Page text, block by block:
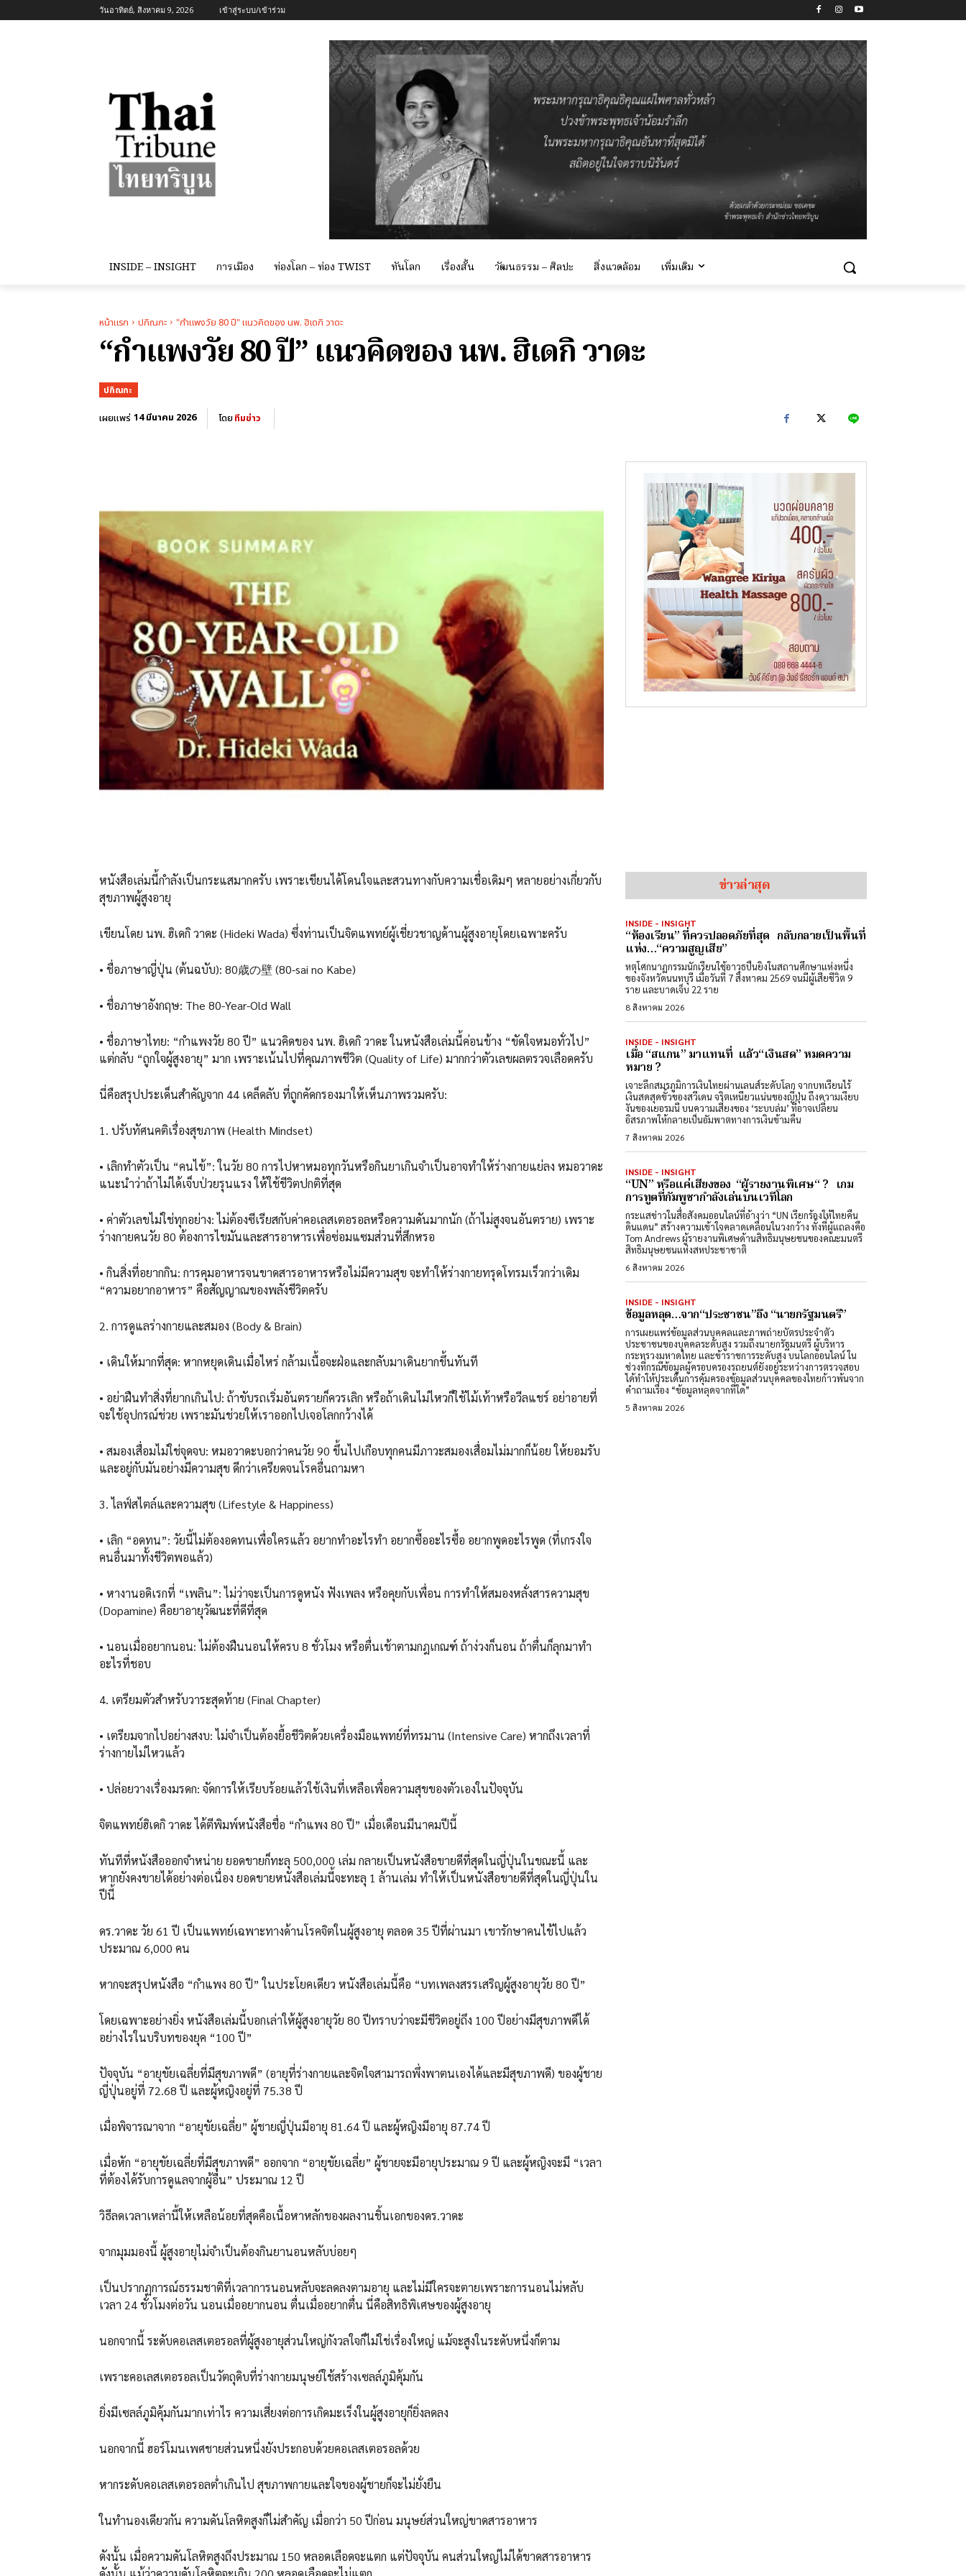
วันอาทิตย์, สิงหาคม 9, 2026 เข้าสู่ระบบ/เข้าร่วม
INSIDE – INSIGHT การเมือง ท่องโลก – ท่อง TWIST ทันโลก เรื่องสั้น วัฒนธรรม – ศิลปะ สิ่งแวดล้อม เพิ่มเติม
หน้าแรก ปกิณกะ "กำแพงวัย 80 ปี" แนวคิดของ นพ. ฮิเดกิ วาดะ
“กำแพงวัย 80 ปี” แนวคิดของ นพ. ฮิเดกิ วาดะ
ปกิณกะ
เผยแพร่ 14 มีนาคม 2026 โดยทีมข่าว
หนังสือเล่มนี้กำลังเป็นกระแสมากครับ เพราะเขียนได้โดนใจและสวนทางกับความเชื่อเดิมๆ หลายอย่างเกี่ยวกับ
สุขภาพผู้สูงอายุ
เขียนโดย นพ. ฮิเดกิ วาดะ (Hideki Wada) ซึ่งท่านเป็นจิตแพทย์ผู้เชี่ยวชาญด้านผู้สูงอายุโดยเฉพาะครับ
• ​ชื่อภาษาญี่ปุ่น (ต้นฉบับ): 80歳の壁 (80-sai no Kabe)
• ​ชื่อภาษาอังกฤษ: The 80-Year-Old Wall
• ​ชื่อภาษาไทย: “กำแพงวัย 80 ปี” แนวคิดของ นพ. ฮิเดกิ วาดะ ในหนังสือเล่มนี้ค่อนข้าง “ขัดใจหมอทั่วไป”
แต่กลับ “ถูกใจผู้สูงอายุ” มาก เพราะเน้นไปที่คุณภาพชีวิต (Quality of Life) มากกว่าตัวเลขผลตรวจเลือดครับ
​นี่คือสรุปประเด็นสำคัญจาก 44 เคล็ดลับ ที่ถูกคัดกรองมาให้เห็นภาพรวมครับ:
​1. ปรับทัศนคติเรื่องสุขภาพ (Health Mindset)
• ​เลิกทำตัวเป็น “คนไข้”: ในวัย 80 การไปหาหมอทุกวันหรือกินยาเกินจำเป็นอาจทำให้ร่างกายแย่ลง หมอวาดะ
แนะนำว่าถ้าไม่ได้เจ็บป่วยรุนแรง ให้ใช้ชีวิตปกติที่สุด
• ​ค่าตัวเลขไม่ใช่ทุกอย่าง: ไม่ต้องซีเรียสกับค่าคอเลสเตอรอลหรือความดันมากนัก (ถ้าไม่สูงจนอันตราย) เพราะ
ร่างกายคนวัย 80 ต้องการไขมันและสารอาหารเพื่อซ่อมแซมส่วนที่สึกหรอ
• ​กินสิ่งที่อยากกิน: การคุมอาหารจนขาดสารอาหารหรือไม่มีความสุข จะทำให้ร่างกายทรุดโทรมเร็วกว่าเดิม
“ความอยากอาหาร” คือสัญญาณของพลังชีวิตครับ
​2. การดูแลร่างกายและสมอง (Body & Brain)
• ​เดินให้มากที่สุด: หากหยุดเดินเมื่อไหร่ กล้ามเนื้อจะฝ่อและกลับมาเดินยากขึ้นทันที
• ​อย่าฝืนทำสิ่งที่ยากเกินไป: ถ้าขับรถเริ่มอันตรายก็ควรเลิก หรือถ้าเดินไม่ไหวก็ใช้ไม้เท้าหรือวีลแชร์ อย่าอายที่
จะใช้อุปกรณ์ช่วย เพราะมันช่วยให้เราออกไปเจอโลกกว้างได้
• ​สมองเสื่อมไม่ใช่จุดจบ: หมอวาดะบอกว่าคนวัย 90 ขึ้นไปเกือบทุกคนมีภาวะสมองเสื่อมไม่มากก็น้อย ให้ยอมรับ
และอยู่กับมันอย่างมีความสุข ดีกว่าเครียดจนโรคอื่นถามหา
​3. ไลฟ์สไตล์และความสุข (Lifestyle & Happiness)
• ​เลิก “อดทน”: วัยนี้ไม่ต้องอดทนเพื่อใครแล้ว อยากทำอะไรทำ อยากซื้ออะไรซื้อ อยากพูดอะไรพูด (ที่เกรงใจ
คนอื่นมาทั้งชีวิตพอแล้ว)
• ​หางานอดิเรกที่ “เพลิน”: ไม่ว่าจะเป็นการดูหนัง ฟังเพลง หรือคุยกับเพื่อน การทำให้สมองหลั่งสารความสุข
(Dopamine) คือยาอายุวัฒนะที่ดีที่สุด
• ​นอนเมื่ออยากนอน: ไม่ต้องฝืนนอนให้ครบ 8 ชั่วโมง หรือตื่นเช้าตามกฎเกณฑ์ ถ้าง่วงก็นอน ถ้าตื่นก็ลุกมาทำ
อะไรที่ชอบ
​4. เตรียมตัวสำหรับวาระสุดท้าย (Final Chapter)
• ​เตรียมจากไปอย่างสงบ: ไม่จำเป็นต้องยื้อชีวิตด้วยเครื่องมือแพทย์ที่ทรมาน (Intensive Care) หากถึงเวลาที่
ร่างกายไม่ไหวแล้ว
• ​ปล่อยวางเรื่องมรดก: จัดการให้เรียบร้อยแล้วใช้เงินที่เหลือเพื่อความสุขของตัวเองในปัจจุบัน
จิตแพทย์ฮิเดกิ วาดะ ได้ตีพิมพ์หนังสือชื่อ “กำแพง 80 ปี” เมื่อเดือนมีนาคมปีนี้
ทันทีที่หนังสือออกจำหน่าย ยอดขายก็ทะลุ 500,000 เล่ม กลายเป็นหนังสือขายดีที่สุดในญี่ปุ่นในขณะนี้ และ
หากยังคงขายได้อย่างต่อเนื่อง ยอดขายหนังสือเล่มนี้จะทะลุ 1 ล้านเล่ม ทำให้เป็นหนังสือขายดีที่สุดในญี่ปุ่นใน
ปีนี้
ดร.วาดะ วัย 61 ปี เป็นแพทย์เฉพาะทางด้านโรคจิตในผู้สูงอายุ ตลอด 35 ปีที่ผ่านมา เขารักษาคนไข้ไปแล้ว
ประมาณ 6,000 คน
หากจะสรุปหนังสือ “กำแพง 80 ปี” ในประโยคเดียว หนังสือเล่มนี้คือ “บทเพลงสรรเสริญผู้สูงอายุวัย 80 ปี”
โดยเฉพาะอย่างยิ่ง หนังสือเล่มนี้บอกเล่าให้ผู้สูงอายุวัย 80 ปีทราบว่าจะมีชีวิตอยู่ถึง 100 ปีอย่างมีสุขภาพดีได้
อย่างไรในบริบทของยุค “100 ปี”
ปัจจุบัน “อายุขัยเฉลี่ยที่มีสุขภาพดี” (อายุที่ร่างกายและจิตใจสามารถพึ่งพาตนเองได้และมีสุขภาพดี) ของผู้ชาย
ญี่ปุ่นอยู่ที่ 72.68 ปี และผู้หญิงอยู่ที่ 75.38 ปี
เมื่อพิจารณาจาก “อายุขัยเฉลี่ย” ผู้ชายญี่ปุ่นมีอายุ 81.64 ปี และผู้หญิงมีอายุ 87.74 ปี
เมื่อหัก “อายุขัยเฉลี่ยที่มีสุขภาพดี” ออกจาก “อายุขัยเฉลี่ย” ผู้ชายจะมีอายุประมาณ 9 ปี และผู้หญิงจะมี “เวลา
ที่ต้องได้รับการดูแลจากผู้อื่น” ประมาณ 12 ปี
วิธีลดเวลาเหล่านี้ให้เหลือน้อยที่สุดคือเนื้อหาหลักของผลงานชิ้นเอกของดร.วาดะ
จากมุมมองนี้ ผู้สูงอายุไม่จำเป็นต้องกินยานอนหลับบ่อยๆ
เป็นปรากฏการณ์ธรรมชาติที่เวลาการนอนหลับจะลดลงตามอายุ และไม่มีใครจะตายเพราะการนอนไม่หลับ
เวลา 24 ชั่วโมงต่อวัน นอนเมื่ออยากนอน ตื่นเมื่ออยากตื่น นี่คือสิทธิพิเศษของผู้สูงอายุ
นอกจากนี้ ระดับคอเลสเตอรอลที่ผู้สูงอายุส่วนใหญ่กังวลใจก็ไม่ใช่เรื่องใหญ่ แม้จะสูงในระดับหนึ่งก็ตาม
เพราะคอเลสเตอรอลเป็นวัตถุดิบที่ร่างกายมนุษย์ใช้สร้างเซลล์ภูมิคุ้มกัน
ยิ่งมีเซลล์ภูมิคุ้มกันมากเท่าไร ความเสี่ยงต่อการเกิดมะเร็งในผู้สูงอายุก็ยิ่งลดลง
นอกจากนี้ ฮอร์โมนเพศชายส่วนหนึ่งยังประกอบด้วยคอเลสเตอรอลด้วย
หากระดับคอเลสเตอรอลต่ำเกินไป สุขภาพกายและใจของผู้ชายก็จะไม่ยั่งยืน
ในทำนองเดียวกัน ความดันโลหิตสูงก็ไม่สำคัญ เมื่อกว่า 50 ปีก่อน มนุษย์ส่วนใหญ่ขาดสารอาหาร
ดังนั้น เมื่อความดันโลหิตสูงถึงประมาณ 150 หลอดเลือดจะแตก แต่ปัจจุบัน คนส่วนใหญ่ไม่ได้ขาดสารอาหาร
ข่าวล่าสุด
INSIDE - INSIGHT
“ห้องเรียน” ที่ควรปลอดภัยที่สุด กลับกลายเป็นพื้นที่
แห่ง…“ความสูญเสีย”
หตุโศกนาฏกรรมนักเรียนใช้อาวุธปืนยิงในสถานศึกษาแห่งหนึ่ง
ของจังหวัดนนทบุรี เมื่อวันที่ 7 สิงหาคม 2569 จนมีผู้เสียชีวิต 9
ราย และบาดเจ็บ 22 ราย
8 สิงหาคม 2026
INSIDE - INSIGHT
เมื่อ “สแกน” มาแทนที่ แล้ว“เงินสด” หมดความ
หมาย ?
เจาะลึกสมรภูมิการเงินไทยผ่านเลนส์ระดับโลก จากบทเรียนไร้
เงินสดสุดขั้วของสวีเดน จริตเหนียวแน่นของญี่ปุ่น ถึงความเงียบ
งันของเยอรมนี บนความเสี่ยงของ ‘ระบบล่ม’ ที่อาจเปลี่ยน
อิสรภาพให้กลายเป็นอัมพาตทางการเงินข้ามคืน
7 สิงหาคม 2026
INSIDE - INSIGHT
“UN” หรือแค่เสียงของ “ผู้รายงานพิเศษ“ ? เกม
การทูตที่กัมพูชากำลังเล่นบนเวทีโลก
กระแสข่าวในสื่อสังคมออนไลน์ที่อ้างว่า “UN เรียกร้องให้ไทยคืน
ดินแดน” สร้างความเข้าใจคลาดเคลื่อนในวงกว้าง ทั้งที่ผู้แถลงคือ
Tom Andrews ผู้รายงานพิเศษด้านสิทธิมนุษยชนของคณะมนตรี
สิทธิมนุษยชนแห่งสหประชาชาติ
6 สิงหาคม 2026
INSIDE - INSIGHT
ข้อมูลหลุด…จาก“ประชาชน”ถึง “นายกรัฐมนตรี”
การเผยแพร่ข้อมูลส่วนบุคคลและภาพถ่ายบัตรประจำตัว
ประชาชนของบุคคลระดับสูง รวมถึงนายกรัฐมนตรี ผู้บริหาร
กระทรวงมหาดไทย และข้าราชการระดับสูง บนโลกออนไลน์ ใน
ช่วงที่กรณีข้อมูลผู้ครอบครองรถยนต์ยังอยู่ระหว่างการตรวจสอบ
ได้ทำให้ประเด็นการคุ้มครองข้อมูลส่วนบุคคลของไทยก้าวพ้นจาก
คำถามเรื่อง “ข้อมูลหลุดจากที่ใด”
5 สิงหาคม 2026